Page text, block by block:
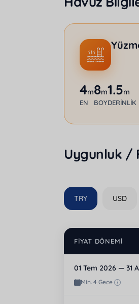
4m
EN
8m
BOY
1.5m
DERINLIK
Uygunluk /
TRY USD
FIYAT DÖNEMI
01 Tem 2026 — 31
Min. 4 Gece